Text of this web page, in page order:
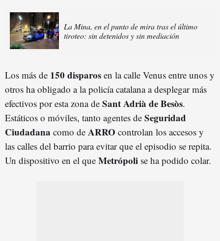
La Mina, en el punto de mira tras el último
tiroteo: sin detenidos y sin mediación
Los más de 150 disparos en la calle Venus entre unos y
otros ha obligado a la policía catalana a desplegar más
efectivos por esta zona de Sant Adrià de Besòs.
Estáticos o móviles, tanto agentes de Seguridad
Ciudadana como de ARRO controlan los accesos y
las calles del barrio para evitar que el episodio se repita.
Un dispositivo en el que Metrópoli se ha podido colar.